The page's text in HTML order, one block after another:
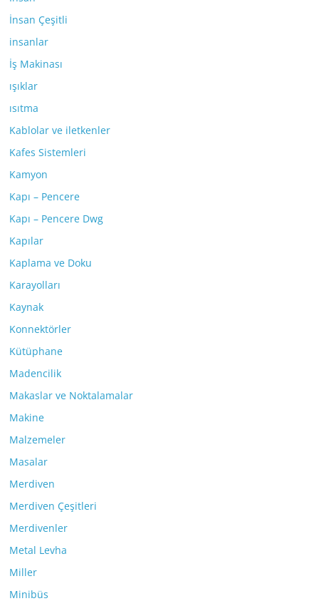
İnsan Çeşitli
insanlar
İş Makinası
ışıklar
ısıtma
Kablolar ve iletkenler
Kafes Sistemleri
Kamyon
Kapı – Pencere
Kapı – Pencere Dwg
Kapılar
Kaplama ve Doku
Karayolları
Kaynak
Konnektörler
Kütüphane
Madencilik
Makaslar ve Noktalamalar
Makine
Malzemeler
Masalar
Merdiven
Merdiven Çeşitleri
Merdivenler
Metal Levha
Miller
Minibüs